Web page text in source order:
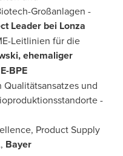
Großanlagen -
Leader bei Lonza
Leitlinien für die
, ehemaliger
BPE
und
-
Product Supply
Bayer